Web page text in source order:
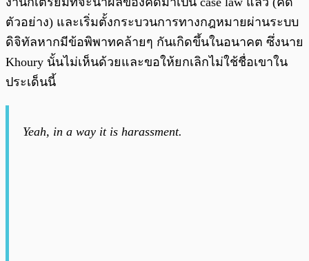
ตัวอย่าง) และเริ่มตั้งกระบวนการทางกฎหมายผ่านระบบ
ดิจิทัลหากมีข้อพิพาทคล้ายๆ กันเกิดขึ้นในอนาคต ซึ่งนาย
Khoury นั้นไม่เห็นด้วยและขอให้ยกเลิกไม่ใช้ชื่อเขาใน
ประเด็นนี้
Yeah, in a way it is harassment.